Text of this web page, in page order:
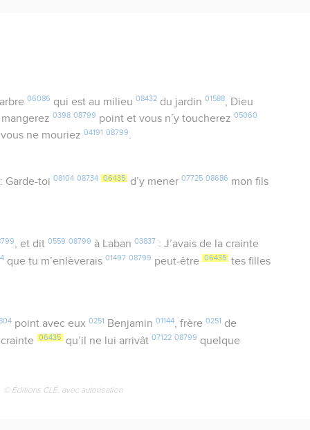
06086 qui est au milieu 08432du jardin 01588, Dieu
mangerez0398 08799 point et vous n’y toucherez05060
ne mouriez04191 08799.
: Garde-toi 08104 08734 06435 d’y mener 07725 08686 mon fils
, et dit 0559 08799 à Laban 03837 : J’avais de la crainte
que tu m’enlèverais01497 08799 peut-être 06435 tes filles
point avec eux 0251 Benjamin 01144, frère 0251 de
crainte 06435 qu’il ne lui arrivât07122 08799 quelque
© Éditions CLÉ, avec autorisation